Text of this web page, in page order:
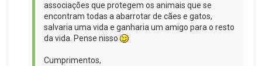
associações que protegem os animais que se
encontram todas a abarrotar de cães e gatos,
salvaria uma vida e ganharia um amigo para o resto
da vida. Pense nisso
Cumprimentos,